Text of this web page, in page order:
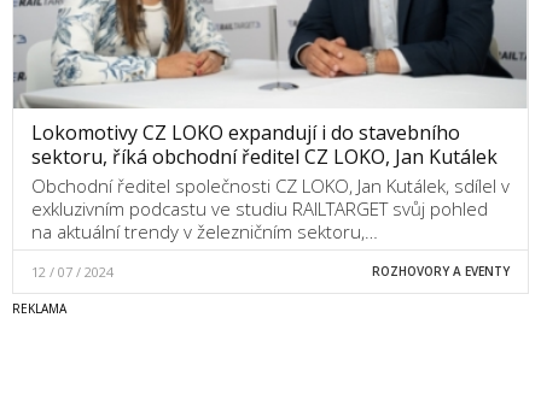
Lokomotivy CZ LOKO expandují i do stavebního
sektoru, říká obchodní ředitel CZ LOKO, Jan Kutálek
Obchodní ředitel společnosti CZ LOKO, Jan Kutálek, sdílel v
exkluzivním podcastu ve studiu RAILTARGET svůj pohled
na aktuální trendy v železničním sektoru,…
12 / 07 / 2024 ROZHOVORY A EVENTY